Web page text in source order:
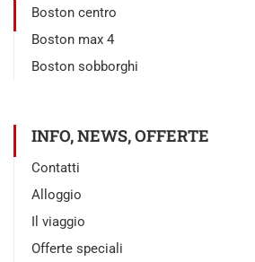
Boston centro
Boston max 4
Boston sobborghi
INFO, NEWS, OFFERTE
Contatti
Alloggio
Il viaggio
Offerte speciali